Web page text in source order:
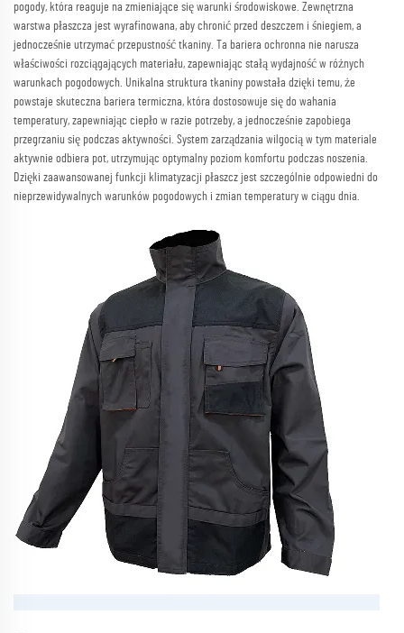
pogody, która reaguje na zmieniające się warunki środowiskowe. Zewnętrzna
warstwa płaszcza jest wyrafinowana, aby chronić przed deszczem i śniegiem, a
jednocześnie utrzymać przepustność tkaniny. Ta bariera ochronna nie narusza
właściwości rozciągających materiału, zapewniając stałą wydajność w różnych
warunkach pogodowych. Unikalna struktura tkaniny powstała dzięki temu, że
powstaje skuteczna bariera termiczna, która dostosowuje się do wahania
temperatury, zapewniając ciepło w razie potrzeby, a jednocześnie zapobiega
przegrzaniu się podczas aktywności. System zarządzania wilgocią w tym materiale
aktywnie odbiera pot, utrzymując optymalny poziom komfortu podczas noszenia.
Dzięki zaawansowanej funkcji klimatyzacji płaszcz jest szczególnie odpowiedni do
nieprzewidywalnych warunków pogodowych i zmian temperatury w ciągu dnia.